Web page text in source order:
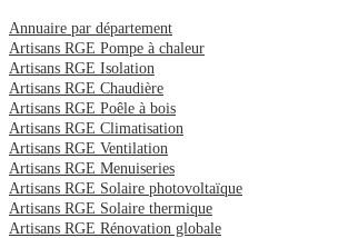
Annuaire par département
Artisans RGE Pompe à chaleur
Artisans RGE Isolation
Artisans RGE Chaudière
Artisans RGE Poêle à bois
Artisans RGE Climatisation
Artisans RGE Ventilation
Artisans RGE Menuiseries
Artisans RGE Solaire photovoltaïque
Artisans RGE Solaire thermique
Artisans RGE Rénovation globale